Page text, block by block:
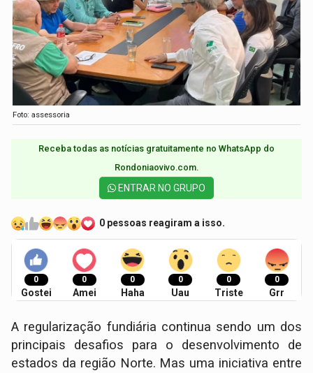
Foto: assessoria
Receba todas as notícias gratuitamente no WhatsApp do
Rondoniaovivo.com.​
ENTRAR NO GRUPO
0 pessoas reagiram a isso.
0
Gostei
0
Amei
0
Haha
0
Uau
0
Triste
0
Grr
A regularização fundiária continua sendo um dos
principais desafios para o desenvolvimento de
estados da região Norte. Mas uma iniciativa entre